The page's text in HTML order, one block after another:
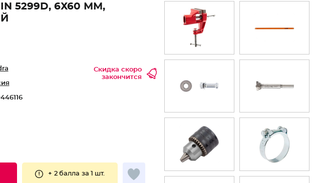
5299D, 6Х60 ММ,
Скидка скоро
закончится
+ 2 балла за 1 шт.